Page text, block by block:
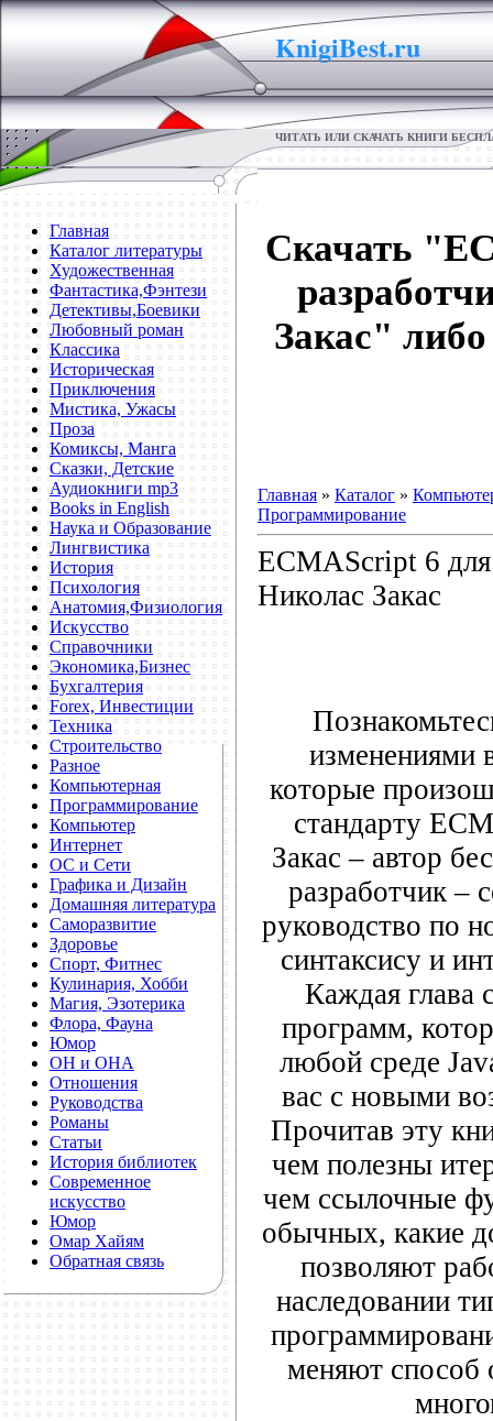
KnigiBest.ru
ЧИТАТЬ ИЛИ СКАЧАТЬ КНИГИ
Главная
Каталог литературы
Художественная
Фантастика,Фэнтези
Детективы,Боевики
Любовный роман
Классика
Историческая
Приключения
Мистика, Ужасы
Проза
Комиксы, Манга
Сказки, Детские
Аудиокниги mp3
Books in English
Наука и Образование
Лингвистика
История
Психология
Анатомия,Физиология
Искусство
Справочники
Экономика,Бизнес
Бухгалтерия
Forex, Инвестиции
Техника
Строительство
Разное
Компьютерная
Программирование
Компьютер
Интернет
ОС и Сети
Графика и Дизайн
Домашняя литература
Саморазвитие
Здоровье
Спорт, Фитнес
Кулинария, Хобби
Магия, Эзотерика
Флора, Фауна
Юмор
ОН и ОНА
Отношения
Руководства
Романы
Статьи
История библиотек
Современное
искусство
Юмор
Омар Хайям
Обратная связь
Скачать
Закас"
Главная » Каталог »
Программирование
ECMAScript 6 для
Николас Закас
изменениями
которые
стандарту
Закас – автор
разработчик –
руководство по
синтаксису и
Каждая глава
программ,
любой среде
вас с новыми
Прочитав эту
чем полезны
чем ссылочные
обычных, какие
позволяют
наследовании
меняют способ